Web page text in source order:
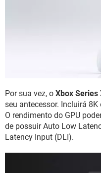
Por sua vez, o Xbox Series
seu antecessor. Incluirá
O rendimento do GPU
de possuir Auto Low
Latency Input (DLI).